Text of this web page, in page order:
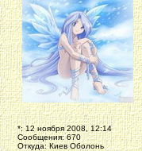
*: 12 ноября 2008, 12:14
Сообщения: 670
Откуда: Киев Оболонь